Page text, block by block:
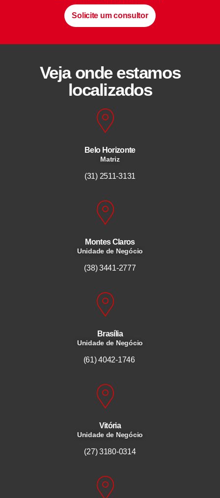
Solicite um consultor
Veja onde estamos
localizados
Belo Horizonte
Matriz
(31) 2511-3131
Montes Claros
Unidade de Negócio
(38) 3441-2777
Brasília
Unidade de Negócio
(61) 4042-1746
Vitória
Unidade de Negócio
(27) 3180-0314